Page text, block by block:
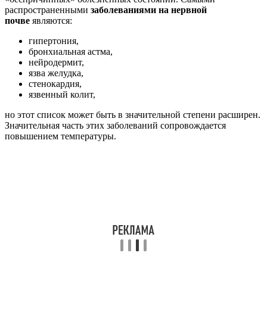
распространенными заболеваниями на нервной
почве являются:
гипертония,
бронхиальная астма,
нейродермит,
язва желудка,
стенокардия,
язвенный колит,
но этот список может быть в значительной степени расширен.
Значительная часть этих заболеваний сопровождается
повышением температуры.